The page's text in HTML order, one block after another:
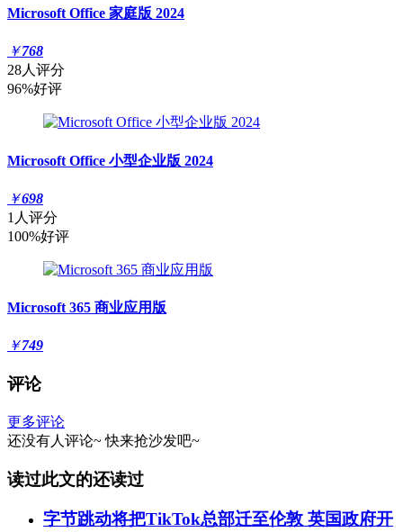
Microsoft Office 家庭版 2024
￥768
28人评分
96%好评
Microsoft Office 小型企业版 2024
￥698
1人评分
100%好评
Microsoft 365 商业应用版
￥749
评论
更多评论
还没有人评论~ 快来抢沙发吧~
读过此文的还读过
字节跳动将把TikTok总部迁至伦敦 英国政府开